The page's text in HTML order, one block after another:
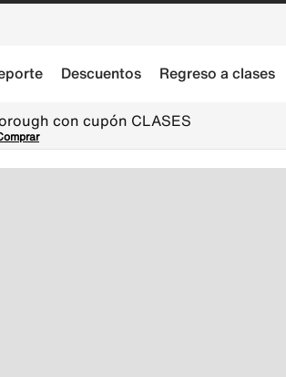
Descuentos Regreso a clases
con cupón CLASES